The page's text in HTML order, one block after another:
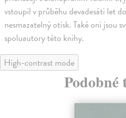
vstoupil v průběhu devadesáti let
nesmazatelný otisk. Také oni jsou
spoluautory této knihy.
High-contrast mode